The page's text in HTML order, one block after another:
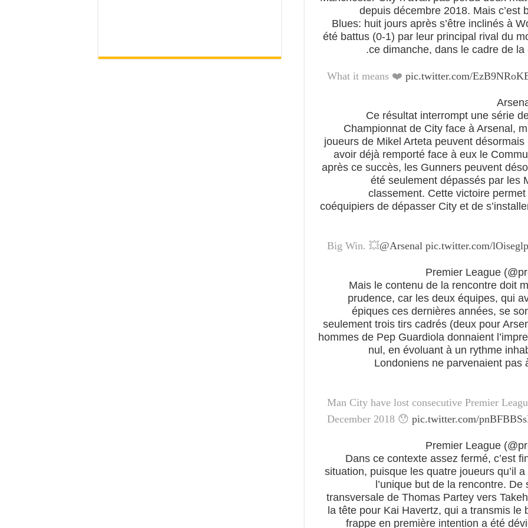
depuis décembre 2018. Mais c’est
Blues: huit jours après s’être inclinés à
été battus (0-1) par leur principal rival du
ce dimanche, dans le cadre de
What it means ❤️ pic.twitter.com/
Ce résultat interrompt une série
Championnat de City face à Arsenal,
joueurs de Mikel Arteta peuvent
avoir déjà remporté face à eux le
après ce succès, les Gunners peuvent
été seulement dépassés par les
classement. Cette victoire
coéquipiers de dépasser City et de
Big Win. 💥@Arsenal pic.twitter.com/
Mais le contenu de la rencontre doit
prudence, car les deux équipes, qui
épiques ces dernières années, se
seulement trois tirs cadrés (deux pour
hommes de Pep Guardiola donnaient
nul, en évoluant à un rythme
Londoniens ne parvenaient pas
Man City have lost consecutive Premier
December 2018 😯 pic.twitter.com/
Dans ce contexte assez fermé, c’est
situation, puisque les quatre joueurs qu’il
l’unique but de la rencontre.
transversale de Thomas Partey vers
la tête pour Kai Havertz, qui a transmis le
frappe en première intention a été